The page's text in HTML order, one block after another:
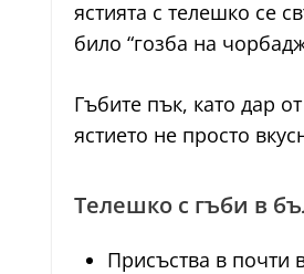
ястията с телешко се
било “гозба на
Гъбите пък, като дар
ястието не просто
Телешко с гъби в
Присъства в почти